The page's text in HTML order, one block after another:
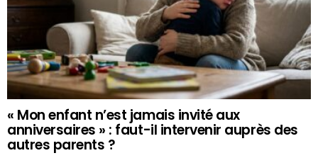
« Mon enfant n’est jamais invité aux
anniversaires » : faut-il intervenir auprès des
autres parents ?